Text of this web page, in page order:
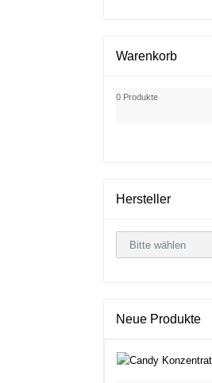
Warenkorb
0 Produkte
Hersteller
Neue Produkte